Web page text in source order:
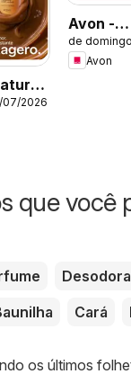
07/2026
Avon -
Casa &
de
Avon
que você
Cará
os últimos